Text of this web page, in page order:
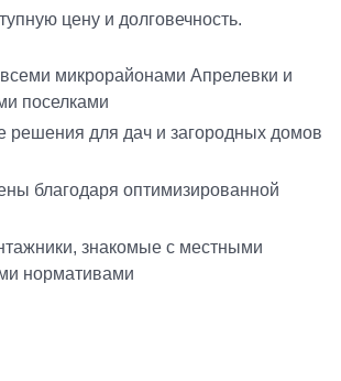
цену и долговечность.
микрорайонами Апрелевки и
поселками
решения для дач и загородных домов
благодаря оптимизированной
знакомые с местными
нормативами